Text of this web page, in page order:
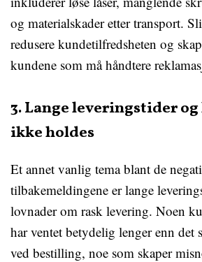
og materialskader etter transport.
redusere kundetilfredsheten og
kundene som må håndtere
3. Lange leveringstider
ikke holdes
Et annet vanlig tema blant de
tilbakemeldingene er lange
lovnader om rask levering. Noen
har ventet betydelig lenger enn det
ved bestilling, noe som skaper